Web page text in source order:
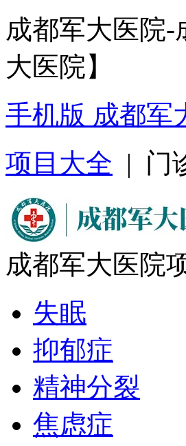
成都军大医院-
大医院】
手机版 成都军
项目大全 | 门
成都军大医院
失眠
抑郁症
精神分裂
焦虑症